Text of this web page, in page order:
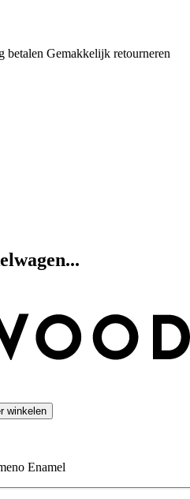
betalen Gemakkelijk retourneren
winkelen
Enamel